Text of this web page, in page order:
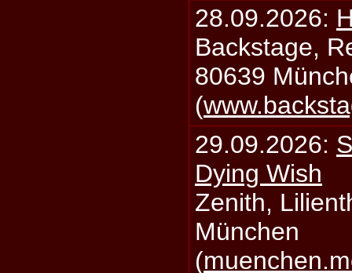
28.09.2026:
Backstage,
80639
(
29.09.2026:
Dying Wish
Zenith,
München
(